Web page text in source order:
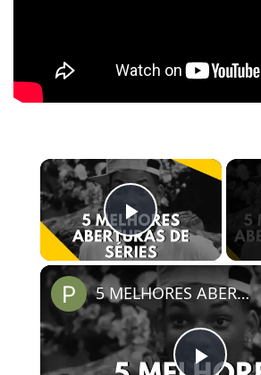
×
Play Video
5 MELHORES ABERTURAS DE SÉRIES | Pipocas Tv #13